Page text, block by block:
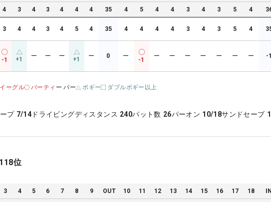
4 3 4 3 4 4 4 35 4 5 4 4 3 4 3 5 4
3 4 4 3 4 5 4 35 4 4 4 4 3 4 3 5 4
-1 +1 ー ー ー +1 ー 0 ー
-1
ー ー ー ー ー ー ー -
イーグル バーティ ー パー ボギー ダブルボギー以上
プ 7/14 ドライビングディスタンス 240パット数 26パーオン 10/18サンドセーブ
118位
3 4 5 6 7 8 9 OUT 10 11 12 13 14 15 16 17 18